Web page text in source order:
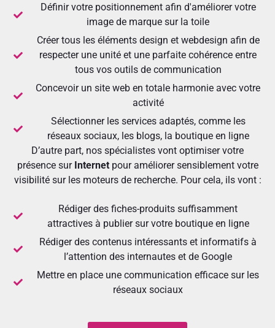
Définir votre positionnement afin d'améliorer votre
image de marque sur la toile
Créer tous les éléments design et webdesign afin de
respecter une unité et une parfaite cohérence entre
tous vos outils de communication
Concevoir un site web en totale harmonie avec votre
activité
Sélectionner les services adaptés, comme les
réseaux sociaux, les blogs, la boutique en ligne
D’autre part, nos spécialistes vont optimiser votre
présence sur Internetpour améliorer sensiblement votre
visibilité sur les moteurs de recherche. Pour cela, ils vont :
Rédiger des fiches-produits suffisamment
attractives à publier sur votre boutique en ligne
Rédiger des contenus intéressants et informatifs à
l’attention des internautes et de Google
Mettre en place une communication efficace sur les
réseaux sociaux